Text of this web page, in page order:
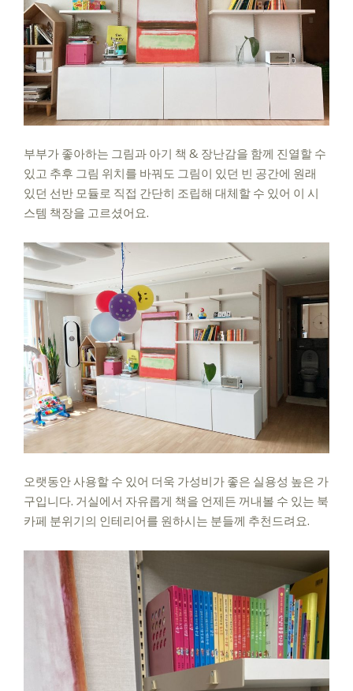
부부가 좋아하는 그림과 아기 책 & 장난감을 함께 진열할 수
있고 추후 그림 위치를 바꿔도 그림이 있던 빈 공간에 원래
있던 선반 모듈로 직접 간단히 조립해 대체할 수 있어 이 시
스템 책장을 고르셨어요.
오랫동안 사용할 수 있어 더욱 가성비가 좋은 실용성 높은 가
구입니다. 거실에서 자유롭게 책을 언제든 꺼내볼 수 있는 북
카페 분위기의 인테리어를 원하시는 분들께 추천드려요.